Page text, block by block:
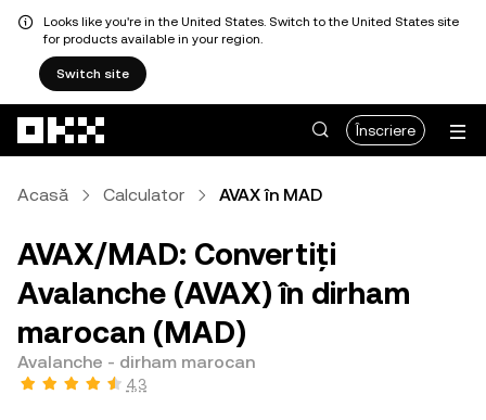
Looks like you're in the United States. Switch to the United States site
for products available in your region.
Switch site
Înscriere
Acasă Calculator AVAX în MAD
AVAX/MAD: Convertiți
Avalanche (AVAX) în dirham
marocan (MAD)
Avalanche - dirham marocan
4,3